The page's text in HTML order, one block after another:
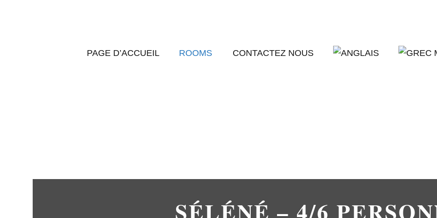
PAGE D’ACCUEIL ROOMS CONTACTEZ NOUS
SÉLÉNÉ – 4/6